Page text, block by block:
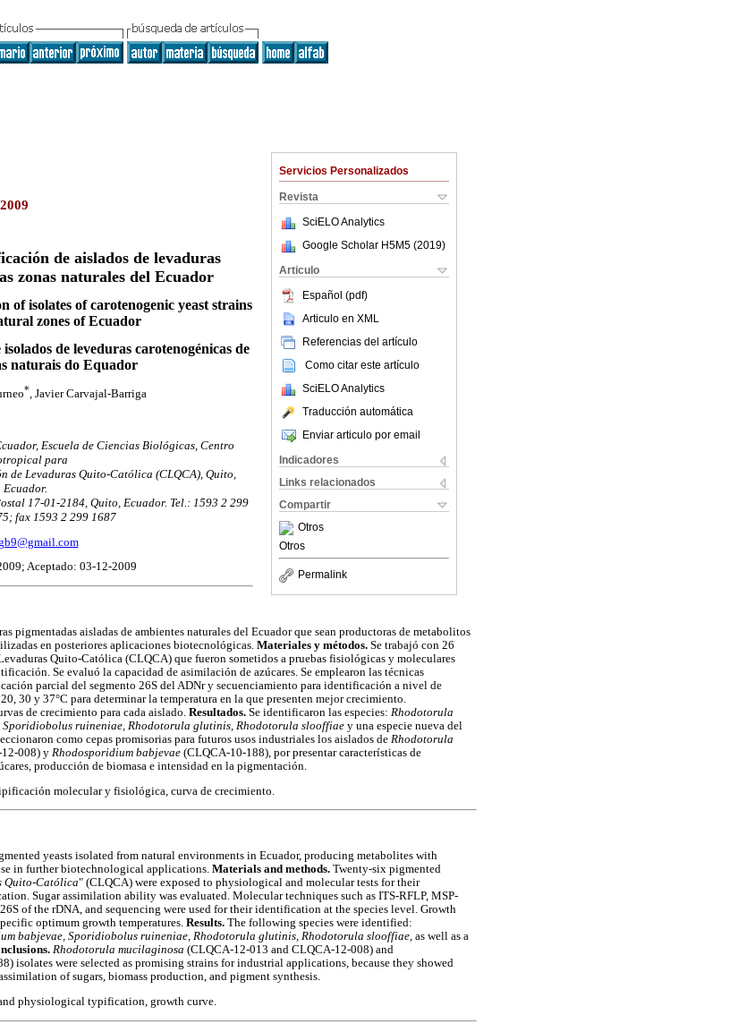
Servicios Personalizados
Revista
SciELO Analytics
Google Scholar H5M5 (2019)
Articulo
Español (pdf)
Articulo en XML
Referencias del artículo
Como citar este artículo
SciELO Analytics
Traducción automática
Enviar articulo por email
Indicadores
Links relacionados
Compartir
Otros
Otros
Permalink
de aislados de levaduras
zonas naturales del Ecuador
isolates of carotenogenic yeast strains
zones of Ecuador
de leveduras carotenogénicas de
naturais do Equador
*, Javier Carvajal-Barriga
Escuela de Ciencias Biológicas, Centro
para
de Levaduras Quito-Católica (CLQCA), Quito,
Ecuador.
17-01-2184, Quito, Ecuador. Tel.: 1593 2 299
fax 1593 2 299 1687
Aceptado: 03-12-2009
pigmentadas aisladas de ambientes naturales del Ecuador que sean productoras de metabolitos
en posteriores aplicaciones biotecnológicas. Materiales y métodos. Se trabajó con 26
Quito-Católica (CLQCA) que fueron sometidos a pruebas fisiológicas y moleculares
Se evaluó la capacidad de asimilación de azúcares. Se emplearon las técnicas
parcial del segmento 26S del ADNr y secuenciamiento para identificación a nivel de
30 y 37°C para determinar la temperatura en la que presenten mejor crecimiento.
de crecimiento para cada aislado. Resultados. Se identificaron las especies: Rhodotorula
Sporidiobolus ruineniae, Rhodotorula glutinis, Rhodotorula slooffiae y una especie nueva del
como cepas promisorias para futuros usos industriales los aislados de Rhodotorula
008) y Rhodosporidium babjevae (CLQCA-10-188), por presentar características de
producción de biomasa e intensidad en la pigmentación.
molecular y fisiológica, curva de crecimiento.
yeasts isolated from natural environments in Ecuador, producing metabolites with
in further biotechnological applications. Materials and methods. Twenty-six pigmented
Quito-Católica" (CLQCA) were exposed to physiological and molecular tests for their
Sugar assimilation ability was evaluated. Molecular techniques such as ITS-RFLP, MSP-
of the rDNA, and sequencing were used for their identification at the species level. Growth
optimum growth temperatures. Results. The following species were identified:
babjevae, Sporidiobolus ruineniae, Rhodotorula glutinis, Rhodotorula slooffiae, as well as a
Rhodotorula mucilaginosa (CLQCA-12-013 and CLQCA-12-008) and
isolates were selected as promising strains for industrial applications, because they showed
of sugars, biomass production, and pigment synthesis.
physiological typification, growth curve.